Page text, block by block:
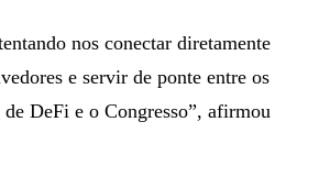
nos conectar diretamente
e servir de ponte entre os
de DeFi e o Congresso”, afirmou